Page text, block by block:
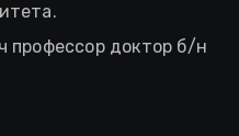
профессор доктор б/н